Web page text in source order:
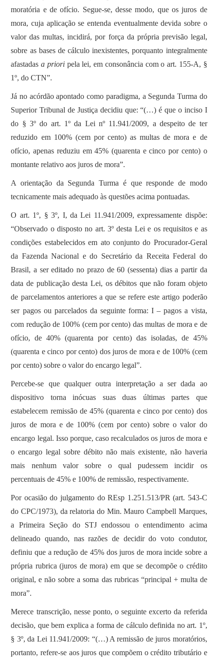
moratória e de ofício. Segue-se, desse modo, que os juros de
mora, cuja aplicação se entenda eventualmente devida sobre o
valor das multas, incidirá, por força da própria previsão legal,
sobre as bases de cálculo inexistentes, porquanto integralmente
afastadasa prioripela lei, em consonância com o art. 155-A, §
1º, do CTN”.
Já no acórdão apontado como paradigma, a Segunda Turma do
Superior Tribunal de Justiça decidiu que: “(…) é que o inciso I
do § 3º do art. 1º da Lei nº 11.941/2009, a despeito de ter
reduzido em 100% (cem por cento) as multas de mora e de
ofício, apenas reduziu em 45% (quarenta e cinco por cento) o
montante relativo aos juros de mora”.
A orientação da Segunda Turma é que responde de modo
tecnicamente mais adequado às questões acima pontuadas.
O art. 1º, § 3º, I, da Lei 11.941/2009, expressamente dispõe:
“Observado o disposto no art. 3º desta Lei e os requisitos e as
condições estabelecidos em ato conjunto do Procurador-Geral
da Fazenda Nacional e do Secretário da Receita Federal do
Brasil, a ser editado no prazo de 60 (sessenta) dias a partir da
data de publicação desta Lei, os débitos que não foram objeto
de parcelamentos anteriores a que se refere este artigo poderão
ser pagos ou parcelados da seguinte forma: I – pagos a vista,
com redução de 100% (cem por cento) das multas de mora e de
ofício, de 40% (quarenta por cento) das isoladas, de 45%
(quarenta e cinco por cento) dos juros de mora e de 100% (cem
por cento) sobre o valor do encargo legal”.
Percebe-se que qualquer outra interpretação a ser dada ao
dispositivo torna inócuas suas duas últimas partes que
estabelecem remissão de 45% (quarenta e cinco por cento) dos
juros de mora e de 100% (cem por cento) sobre o valor do
encargo legal. Isso porque, caso recalculados os juros de mora e
o encargo legal sobre débito não mais existente, não haveria
mais nenhum valor sobre o qual pudessem incidir os
percentuais de 45% e 100% de remissão, respectivamente.
Por ocasião do julgamento do REsp 1.251.513/PR (art. 543-C
do CPC/1973), da relatoria do Min. Mauro Campbell Marques,
a Primeira Seção do STJ endossou o entendimento acima
delineado quando, nas razões de decidir do voto condutor,
definiu que a redução de 45% dos juros de mora incide sobre a
própria rubrica (juros de mora) em que se decompõe o crédito
original, e não sobre a soma das rubricas “principal + multa de
mora”.
Merece transcrição, nesse ponto, o seguinte excerto da referida
decisão, que bem explica a forma de cálculo definida no art. 1º,
§ 3º, da Lei 11.941/2009: “(…) A remissão de juros moratórios,
portanto, refere-se aos juros que compõem o crédito tributário e